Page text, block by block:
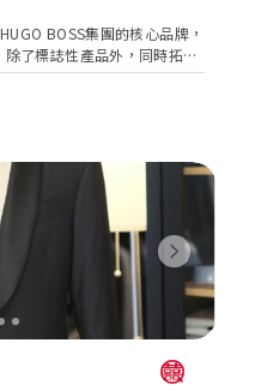
BOSS集團的核心品牌，
了標誌性產品外，同時拓展
外更推出香氛、眼鏡、腕表
概念專門店，亦完美地呈現
Next